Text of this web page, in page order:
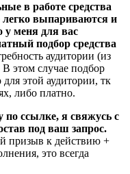
в работе средства
легко выпариваются и
у меня для вас
подбор средства
аудитории (из
этом случае подбор
этой аудитории, тк
либо платно.
по ссылке, я свяжусь с
под ваш запрос.
призыв к действию +
это всегда